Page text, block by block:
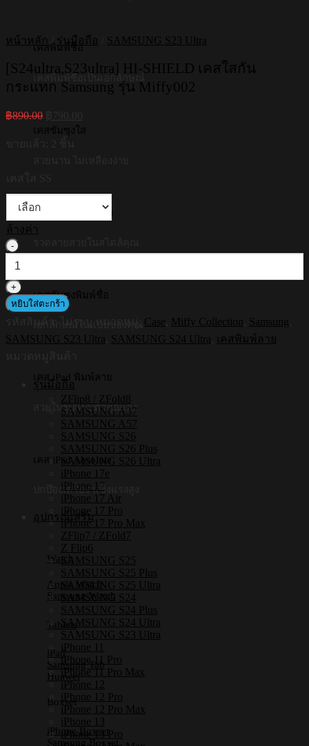
เคสพิมพ์ชื่อ
เคสพิมพ์ชื่อเป็นเอกลักษณ์
เคสซัมซุงใส
เคสซัมซุงพิมพ์ลาย
เคสซัมซุงพิมพ์ชื่อ
เคส iPad พิมพ์ลาย
สวยในรูปแบบตัวคุณเอง
เคส iPad Absolute
ปกป้องเครื่อง แข็งแรงสูง
อุปกรณ์เสริม
Watch
Apple Watch
Samsung Watch
Tablets
iPad
Samsung Tab
Huawei
Boxset
iPhone Boxset
Samsung Boxset
หน้าหลัก / รุ่นมือถือ SAMSUNG S23 Ultra
[S24ultra,S23ultra] HI-SHIELD เคสใสกัน
กระแทก Samsung รุ่น Miffy002
฿890.00
price
was:
ล้างค่า
HI-
SHIELD
เคส
กัน
หยิบใส่ตะกร้า
Case Miffy Collection Samsung
SAMSUNG S23 Ultra
SAMSUNG S24 Ultra
เคสพิมพ์ลาย
รุ่นมือถือ
ZFlip8 / ZFold8
SAMSUNG A37
SAMSUNG A57
SAMSUNG S26
SAMSUNG S26 Plus
SAMSUNG S26 Ultra
iPhone 17e
iPhone 17
iPhone 17 Air
iPhone 17 Pro
iPhone 17 Pro Max
ZFlip7 / ZFold7
Z Flip6
SAMSUNG S25
SAMSUNG S25 Plus
SAMSUNG S25 Ultra
SAMSUNG S24
SAMSUNG S24 Plus
SAMSUNG S24 Ultra
SAMSUNG S23 Ultra
iPhone 11
iPhone 11 Pro
iPhone 11 Pro Max
iPhone 12
iPhone 12 Pro
iPhone 12 Pro Max
iPhone 13
iPhone 13 Pro